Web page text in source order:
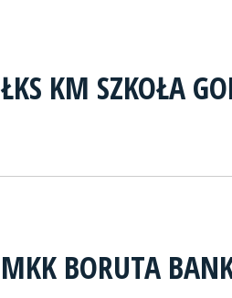
ŁKS KM SZKOŁA
MKK BORUTA